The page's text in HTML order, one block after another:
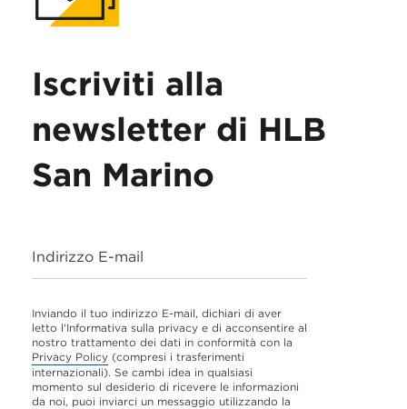
Iscriviti alla
newsletter di HLB
San Marino
Indirizzo E-mail
Inviando il tuo indirizzo E-mail, dichiari di aver
letto l'Informativa sulla privacy e di acconsentire al
nostro trattamento dei dati in conformità con la
Privacy Policy (compresi i trasferimenti
internazionali). Se cambi idea in qualsiasi
momento sul desiderio di ricevere le informazioni
da noi, puoi inviarci un messaggio utilizzando la